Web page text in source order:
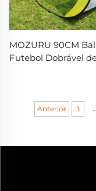
MOZURU 90CM
Futebol Dobrável
Anterior 1